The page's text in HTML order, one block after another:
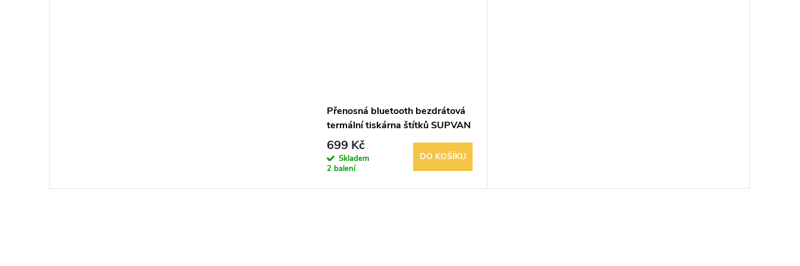
Přenosná bluetooth bezdrátová
termální tiskárna štítků SUPVAN
E10
699 Kč
Skladem
2 balení
DO KOŠÍKU